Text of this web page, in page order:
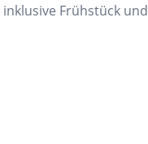
inklusive Frühstück und